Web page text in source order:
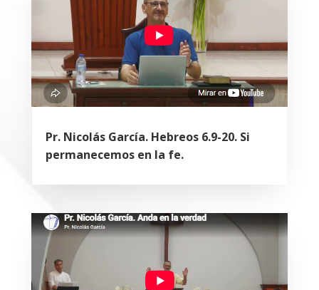
Pr. Nicolás García. Hebreos 6.9-20. Si
permanecemos en la fe.